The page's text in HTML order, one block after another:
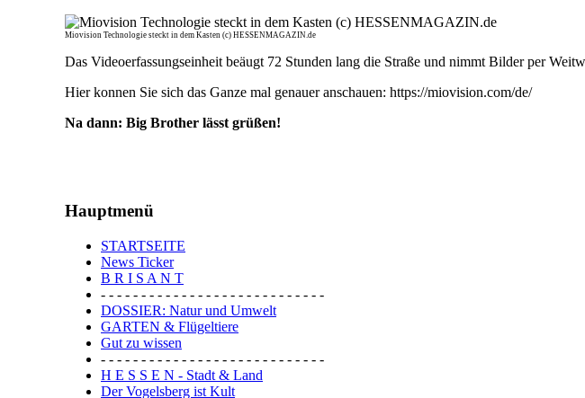
Miovision Technologie steckt in dem Kasten (c) HESSENMAGAZIN.de
Das Videoerfassungseinheit beäugt 72 Stunden lang die Straße und nimmt Bilder per
Hier konnen Sie sich das Ganze mal genauer anschauen: https://miovision.com/de/
Na dann: Big Brother lässt grüßen!
Hauptmenü
STARTSEITE
News Ticker
B R I S A N T
- - - - - - - - - - - - - - - - - - - - - - - - - - - -
DOSSIER: Natur und Umwelt
GARTEN & Flügeltiere
Gut zu wissen
- - - - - - - - - - - - - - - - - - - - - - - - - - - -
H E S S E N - Stadt & Land
Der Vogelsberg ist Kult